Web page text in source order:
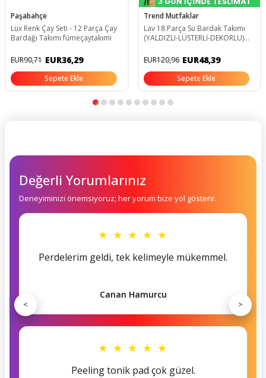
Paşabahçe
Lüx Renk Çay Seti - 12 Parça Çay
Bardağı Takımı fümeçaytakımı
EUR90,71 EUR36,29
Sepete Ekle
Trend Mutfaklar
Lav 18 Parça Su Bardak Takımı
(YALDIZLI-LÜSTERLİ-DEKORLU)
EUR120,96 EUR48,39
Sepete Ekle
Değerli Yorumlarınız
Deneyiminizi önemsiyoruz; her yorum bize yol gösterir.
★ ★ ★ ★ ★
Perdelerim geldi, tek kelimeyle mükemmel.
Canan Hamurcu
★ ★ ★ ★ ★
Peeling tonik pad çok güzel.
< >